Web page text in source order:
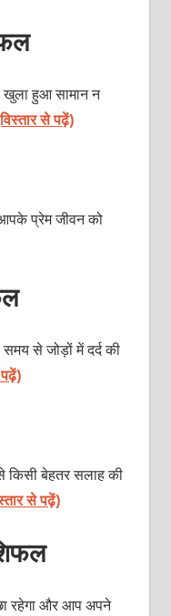
खुला हुआ सामान न
से पढ़ें)
प्रेम जीवन को
से जोड़ों में दर्द की
किसी बेहतर सलाह की
से पढ़ें)
रहेगा और आप अपने